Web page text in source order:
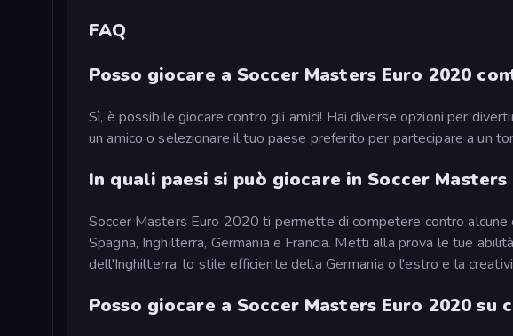
FAQ
Posso giocare a Soccer Masters Euro 2020
Sì, è possibile giocare contro gli amici! Hai diverse opzioni per
un amico o selezionare il tuo paese preferito per partecipare a un
In quali paesi si può giocare in Soccer Masters
Soccer Masters Euro 2020 ti permette di competere contro alcune
Spagna, Inghilterra, Germania e Francia. Metti alla prova le tue
dell'Inghilterra, lo stile efficiente della Germania o l'estro e la
Posso giocare a Soccer Masters Euro 2020 su